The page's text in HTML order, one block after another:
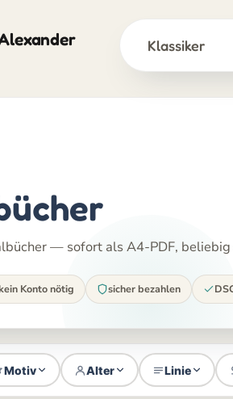
Klassiker
— sofort als A4-PDF,
Konto nötig sicher bezahlen
Motiv Alter Linie